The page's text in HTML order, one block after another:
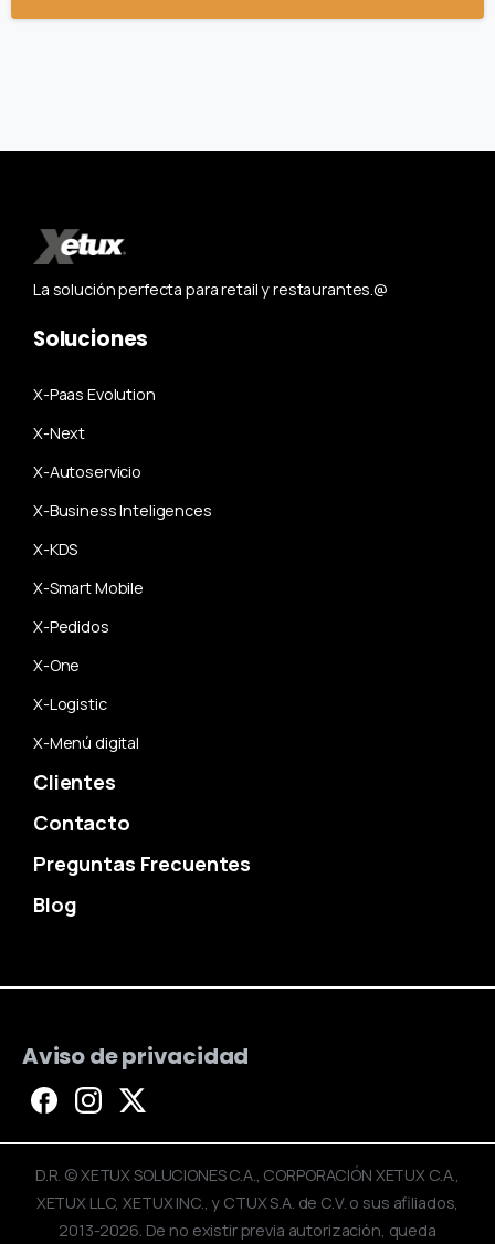
La solución perfecta para retail y restaurantes.@
Soluciones
X-Paas Evolution
X-Next
X-Autoservicio
X-Business Inteligences
X-KDS
X-Smart Mobile
X-Pedidos
X-One
X-Logistic
X-Menú digital
Clientes
Contacto
Preguntas Frecuentes
Blog
Aviso de privacidad
D.R. © XETUX SOLUCIONES C.A., CORPORACIÓN XETUX C.A.,
XETUX LLC, XETUX INC., y CTUX S.A. de C.V. o sus afiliados,
2013-2026. De no existir previa autorización, queda